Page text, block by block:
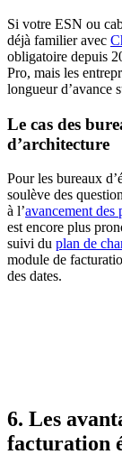
Si votre ESN ou
déjà familier avec
obligatoire depuis
Pro, mais les
longueur d’avance
Le cas des
d’architecture
Pour les bureaux
soulève des
à l’avancement des
est encore plus
suivi du plan de
module de
des dates.
6. Les
facturation